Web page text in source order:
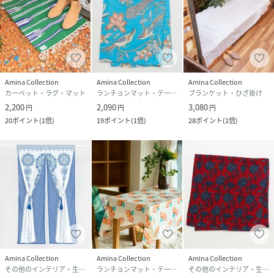
Amina Collection
カーペット・ラグ・マット
2,200円
20ポイント(1倍)
Amina Collection
ランチョンマット・テーブルクロス
2,090円
19ポイント(1倍)
Amina Collection
ブランケット・ひざ掛け
3,080円
28ポイント(1倍)
Amina Collection
その他のインテリア・生活雑貨
Amina Collection
ランチョンマット・テーブルクロス
Amina Collection
その他のインテリア・生活雑貨